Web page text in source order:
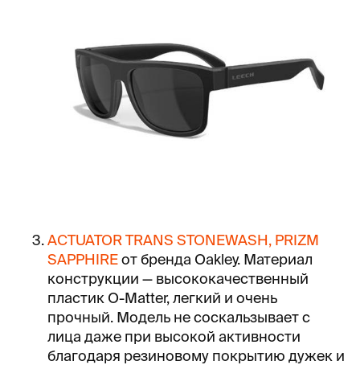
ACTUATOR TRANS STONEWASH, PRIZM
SAPPHIREот бренда Oakley. Материал
конструкции — высококачественный
пластик O-Matter, легкий и очень
прочный. Модель не соскальзывает с
лица даже при высокой активности
благодаря резиновому покрытию дужек и